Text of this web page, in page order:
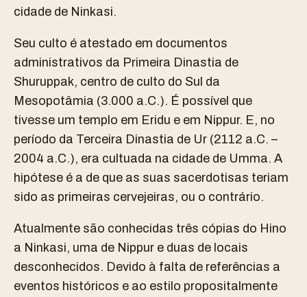
cidade de Ninkasi.
Seu culto é atestado em documentos
administrativos da Primeira Dinastia de
Shuruppak, centro de culto do Sul da
Mesopotâmia (3.000 a.C.). É possível que
tivesse um templo em Eridu e em Nippur. E, no
período da Terceira Dinastia de Ur (2112 a.C. –
2004 a.C.), era cultuada na cidade de Umma. A
hipótese é a de que as suas sacerdotisas teriam
sido as primeiras cervejeiras, ou o contrário.
Atualmente são conhecidas três cópias do Hino
a Ninkasi, uma de Nippur e duas de locais
desconhecidos. Devido à falta de referências a
eventos históricos e ao estilo propositalmente